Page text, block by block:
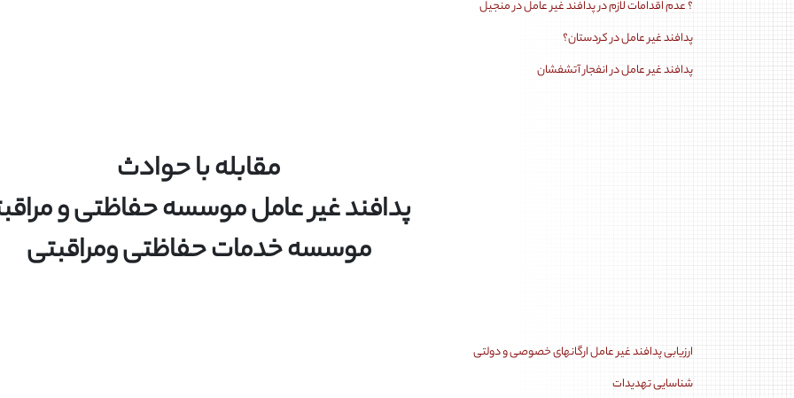
؟ عدم اقدامات لازم در پدافند غیر عامل در منجیل
پدافند غیر عامل در کردستان؟
پدافند غیر عامل در انفجار آتشفشان
مقابله با حوادث
پدافند غیر عامل موسسه حفاظتی و
موسسه خدمات حفاظتی ومراقبتی
ارزیابی پدافند غیر عامل ارگانهای خصوصی و دولتی
شناسایی تهدیدات